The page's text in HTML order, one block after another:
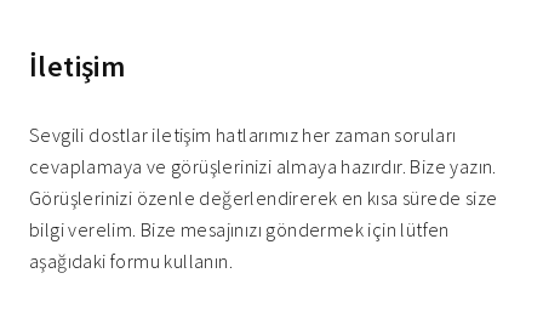
İletişim
Sevgili dostlar iletişim hatlarımız her zaman soruları
cevaplamaya ve görüşlerinizi almaya hazırdır. Bize yazın.
Görüşlerinizi özenle değerlendirerek en kısa sürede size
bilgi verelim. Bize mesajınızı göndermek için lütfen
aşağıdaki formu kullanın.